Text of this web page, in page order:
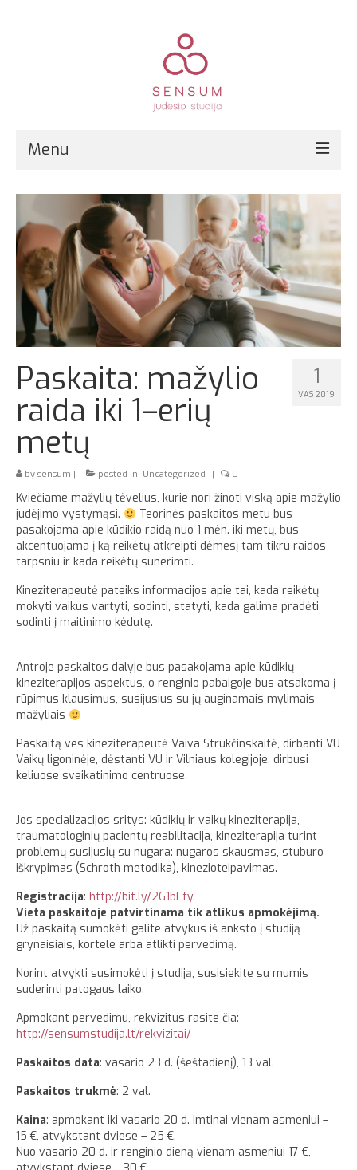
Menu
Pirmą kartą?
Grupinės treniruotės
Kitos paslaugos
Registracija
Kainos
Apie
1
VAS 2019
Paskaita: mažylio
raida iki 1–erių
metų
by sensum | posted in: Uncategorized | 0
Kviečiame mažylių tėvelius, kurie nori žinoti viską apie mažylio
judėjimo vystymąsi.
Teorinės paskaitos metu bus
pasakojama apie kūdikio raidą nuo 1 mėn. iki metų, bus
akcentuojama į ką reikėtų atkreipti dėmesį tam tikru raidos
tarpsniu ir kada reikėtų sunerimti.
Kineziterapeutė pateiks informacijos apie tai, kada reikėtų
mokyti vaikus vartyti, sodinti, statyti, kada galima pradėti
sodinti į maitinimo kėdutę.
Antroje paskaitos dalyje bus pasakojama apie kūdikių
kineziterapijos aspektus, o renginio pabaigoje bus atsakoma į
rūpimus klausimus, susijusius su jų auginamais mylimais
mažyliais
Paskaitą ves kineziterapeutė Vaiva Strukčinskaitė, dirbanti VU
Vaikų ligoninėje, dėstanti VU ir Vilniaus kolegijoje, dirbusi
keliuose sveikatinimo centruose.
Jos specializacijos sritys: kūdikių ir vaikų kineziterapija,
traumatologinių pacientų reabilitacija, kineziterapija turint
problemų susijusių su nugara: nugaros skausmas, stuburo
iškrypimas (Schroth metodika), kinezioteipavimas.
Registracija: http://bit.ly/2G1bFfy.
Vieta paskaitoje patvirtinama tik atlikus apmokėjimą.
Už paskaitą sumokėti galite atvykus iš anksto į studiją
grynaisiais, kortele arba atlikti pervedimą.
Norint atvykti susimokėti į studiją, susisiekite su mumis
suderinti patogaus laiko.
Apmokant pervedimu, rekvizitus rasite čia:
http://sensumstudija.lt/rekvizitai/
Paskaitos data: vasario 23 d. (šeštadienį), 13 val.
Paskaitos trukmė: 2 val.
Kaina: apmokant iki vasario 20 d. imtinai vienam asmeniui –
15 €, atvykstant dviese – 25 €.
Nuo vasario 20 d. ir renginio dieną vienam asmeniui 17 €,